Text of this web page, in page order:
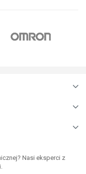
Nasi eksperci z